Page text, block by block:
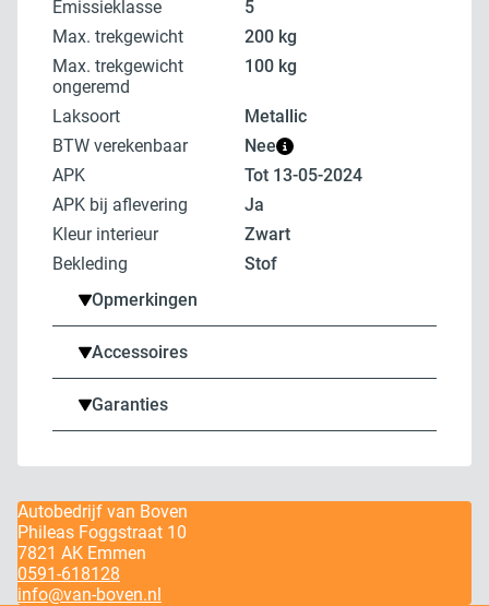
Emissieklasse
5
Max. trekgewicht
200 kg
Max. trekgewicht
ongeremd
100 kg
Laksoort
metallic
BTW verekenbaar
Nee
APK
tot 13-05-2024
APK bij aflevering
Ja
Kleur interieur
zwart
Bekleding
Stof
Opmerkingen
Accessoires
Garanties
Autobedrijf van Boven
Phileas Foggstraat 10
7821 AK Emmen
0591-618128
info@van-boven.nl